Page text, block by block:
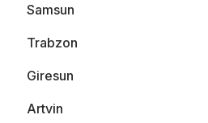
Samsun
Trabzon
Giresun
Artvin